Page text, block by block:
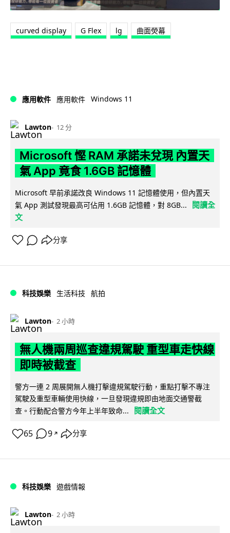
curved display G Flex lg 曲面熒幕
應用軟件 應用軟件 Windows 11
Lawton 12 分
Microsoft 慳 RAM 承諾未兌現 內置天
氣 App 竟食 1.6GB 記憶體
Microsoft 早前承諾改良 Windows 11 記憶體使用，但內置天
氣 App 測試發現最高可佔用 1.6GB 記憶體，對 8GB...
閱讀全
文
分享
科技娛樂 生活科技 航拍
Lawton 2 小時
無人機兩周巡查違規駕駛 重型車走快線
即時被截查
警方一連 2 周展開無人機打擊違規駕駛行動，重點打擊不專注
駕駛及重型車輛使用快線，一旦發現違規即由地面交通警截
查。行動配合警方今年上半年致命...
閱讀全文
65 9 ↗ 分享
科技娛樂 遊戲情報
Lawton 2 小時